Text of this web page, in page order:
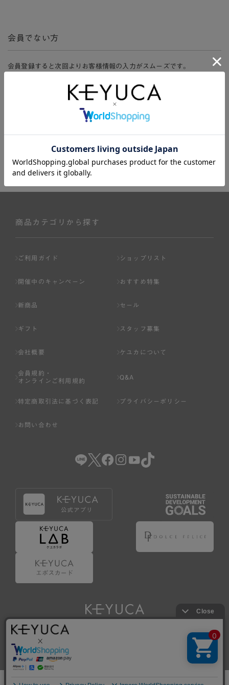
会員でない方
会員登録すると次回よりお客様情報の入力がスムーズです。
ージ、購入履歴をご利用いただけます。
商品カテゴリから探す
ご利用ガイド ショップリスト
開催中のキャンペーン おすすめ特集
新商品 セール
ギフト スタッフ募集
会社概要 ケユカについて
会員規約・
オンラインご利用規約
Q&A
特定商取引法に基づく表記 プライバシーポリシー
お問い合わせ
Copyright © KAWAJUN Co., Ltd. All Rights Reserved.